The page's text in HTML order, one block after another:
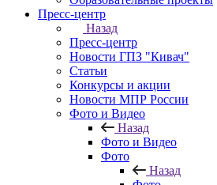
Пресс-центр
Назад
Пресс-центр
Новости ГПЗ "Кивач"
Статьи
Конкурсы и акции
Новости МПР России
Фото и Видео
Назад
Фото и Видео
Фото
Назад